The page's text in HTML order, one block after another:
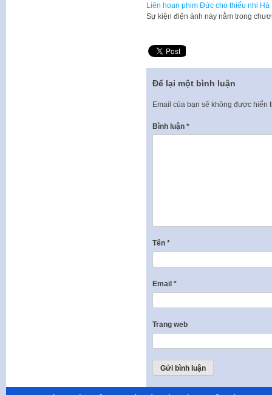
Liên hoan phim Đức cho thiếu nhi Hà
Sự kiện điện ảnh này nằm trong
Để lại một bình luận
Email của bạn sẽ không được hiển
Bình luận *
Tên *
Email *
Trang web